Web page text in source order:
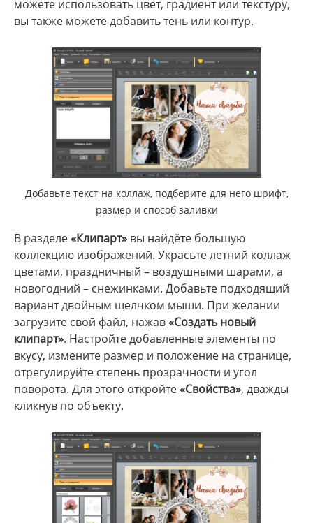
можете использовать цвет, градиент или текстуру,
вы также можете добавить тень или контур.
Добавьте текст на коллаж, подберите для него шрифт,
размер и способ заливки
В разделе«Клипарт» вы найдёте большую
коллекцию изображений. Украсьте летний коллаж
цветами, праздничный – воздушными шарами, а
новогодний – снежинками. Добавьте подходящий
вариант двойным щелчком мыши. При желании
загрузите свой файл, нажав«Создать новый
клипарт». Настройте добавленные элементы по
вкусу, измените размер и положение на странице,
отрегулируйте степень прозрачности и угол
поворота. Для этого откройте«Свойства», дважды
кликнув по объекту.